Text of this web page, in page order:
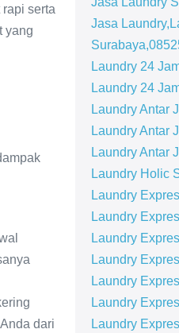
serta
yang
dari
Jasa
Laundry 24
Laundry 24
Laundry Antar
Laundry Antar
Laundry Antar
Laundry Holic
Laundry
Laundry
Laundry
Laundry
Laundry
Laundry
Laundry